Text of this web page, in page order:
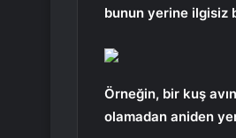
bunun yerine ilgisiz
Örneğin, bir kuş
olamadan aniden